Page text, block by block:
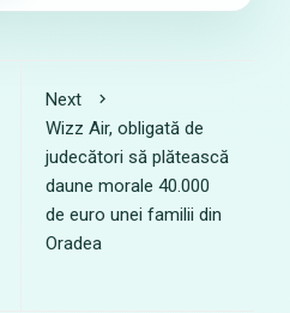
Next
Wizz Air, obligată de
judecători să plătească
daune morale 40.000
de euro unei familii din
Oradea